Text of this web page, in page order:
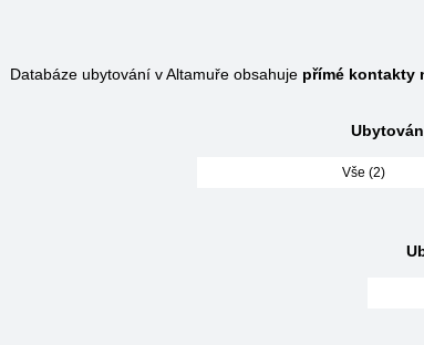
Databáze ubytování v Altamuře obsahuje přímé kontakty
Vše (2)